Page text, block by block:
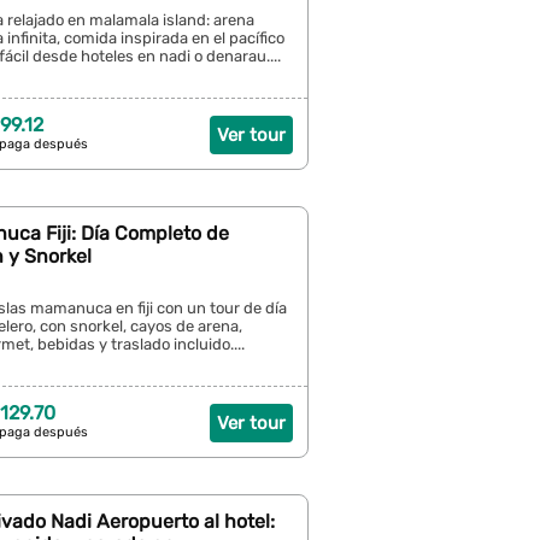
en malamala island: arena
infinita, comida inspirada en el pacífico
desde hoteles en nadi o denarau....
Ver tour
después
Fiji: Día Completo de
y Snorkel
mamanuca en fiji con un tour de día
con snorkel, cayos de arena,
bebidas y traslado incluido....
Ver tour
después
Nadi Aeropuerto al hotel: